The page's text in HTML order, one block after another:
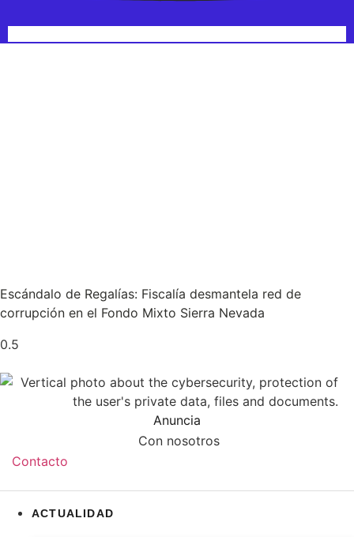
Escándalo de Regalías: Fiscalía desmantela red de
corrupción en el Fondo Mixto Sierra Nevada
Anuncia
Con nosotros
Contacto
ACTUALIDAD